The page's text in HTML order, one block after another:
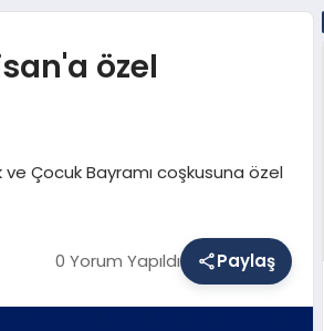
özel
ve Çocuk Bayramı coşkusuna özel
0 Yorum Yapıldı Paylaş